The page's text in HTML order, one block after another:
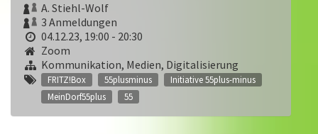
A. Stiehl-Wolf
3 Anmeldungen
04.12.23, 19:00 - 20:30
Zoom
Kommunikation, Medien, Digitalisierung
FRITZ!Box 55plusminus
Initiative 55plus-minus
MeinDorf55plus
55